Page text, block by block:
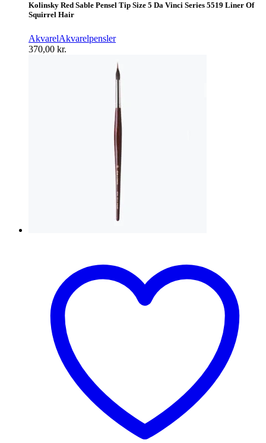
Kolinsky Red Sable Pensel Tip Size 5 Da Vinci Series 5519 Liner Of
Squirrel Hair
AkvarelAkvarelpensler
370,00 kr.